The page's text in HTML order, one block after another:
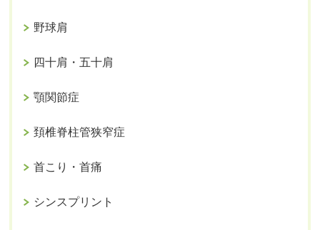
野球肩
四十肩・五十肩
顎関節症
頚椎脊柱管狭窄症
首こり・首痛
シンスプリント